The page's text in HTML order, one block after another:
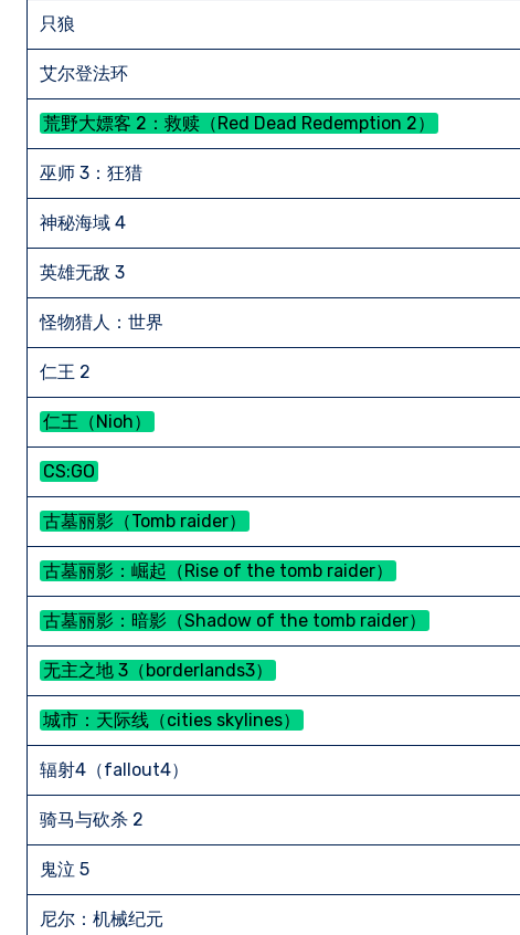
只狼
艾尔登法环
荒野大嫖客 2：救赎（Red Dead Redemption 2）
巫师 3：狂猎
神秘海域 4
英雄无敌 3
怪物猎人：世界
仁王 2
仁王（Nioh）
CS:GO
古墓丽影（Tomb raider）
古墓丽影：崛起（Rise of the tomb raider）
古墓丽影：暗影（Shadow of the tomb raider）
无主之地 3（borderlands3）
城市：天际线（cities skylines）
辐射4（fallout4）
骑马与砍杀 2
鬼泣 5
尼尔：机械纪元